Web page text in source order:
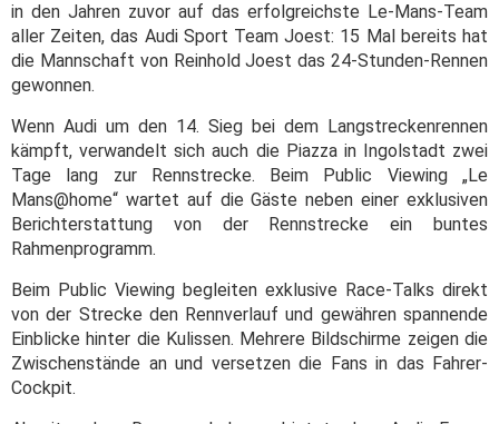
in den Jahren zuvor auf das erfolgreichste Le-Mans-Team
aller Zeiten, das Audi Sport Team Joest: 15 Mal bereits hat
die Mannschaft von Reinhold Joest das 24-Stunden-Rennen
gewonnen.
Wenn Audi um den 14. Sieg bei dem Langstreckenrennen
kämpft, verwandelt sich auch die Piazza in Ingolstadt zwei
Tage lang zur Rennstrecke. Beim Public Viewing „Le
Mans@home“ wartet auf die Gäste neben einer exklusiven
Berichterstattung von der Rennstrecke ein buntes
Rahmenprogramm.
Beim Public Viewing begleiten exklusive Race-Talks direkt
von der Strecke den Rennverlauf und gewähren spannende
Einblicke hinter die Kulissen. Mehrere Bildschirme zeigen die
Zwischenstände an und versetzen die Fans in das Fahrer-
Cockpit.